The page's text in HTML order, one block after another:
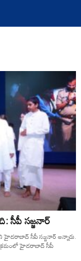
సీపీ సజ్జనార్
అని హైదరాబాద్ సీపీ సజ్జనార్ అన్నారు.
హైదరాబాద్ సీపీ